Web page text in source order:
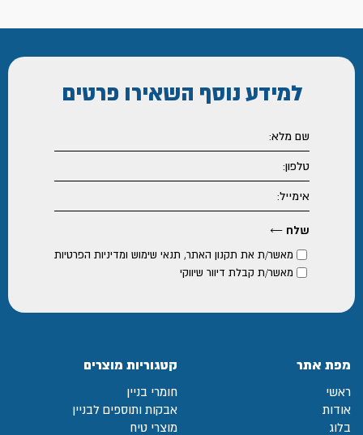
למידע נוסף השאירו פרטים
מאשר/ת את תקנון האתר, תנאי שימוש ומדיניות הפרטיות
מאשר/ת קבלת דיוור שיווקי
מפת אתר
ראשי
אודות
בלוג
קטגוריות מוצרים
חומרי בניין
אבקות ותוספים לבניין
מוצרי טיח